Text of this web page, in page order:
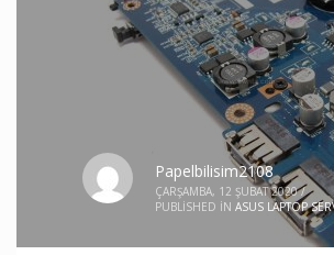
Papelbilisim2108
ÇARŞAMBA, 12 ŞUBAT 2020 /
PUBLISHED IN ASUS LAPTOP